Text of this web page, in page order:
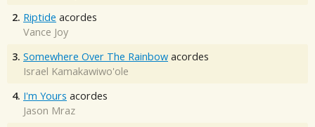
2. Riptide acordes
Vance Joy
3. Somewhere Over The Rainbow acordes
Israel Kamakawiwo'ole
4. I'm Yours acordes
Jason Mraz